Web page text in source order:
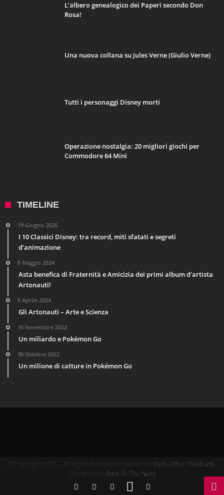
L’albero genealogico dei Paperi secondo Don
Rosa!
Una nuova collana su Jules Verne (Giulio Verne)
Tutti i personaggi Disney morti
Operazione nostalgia: 20 migliori giochi per
Commodore 64 Mini
TIMELINE
19 Giugno 2026
I 10 Classici Disney: tra record, miti sfatati e segreti
d’animazione
8 Maggio 2024
Asta benefica di Fraternità e Amicizia dei primi album d’artista
Artonauti!
5 Aprile 2024
Gli Artonauti – Arte e Scienza
16 Novembre 2022
Un miliardo e Pokémon Go
30 Ottobre 2022
Un milione di catture in Pokémon Go
© Copyright 2017, All Rights Reserved Powered by Web-Office PixelEarth
Designed by
Back To The Nerd